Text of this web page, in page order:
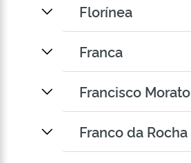
Florínea
Franca
Francisco Morato
Franco da Rocha